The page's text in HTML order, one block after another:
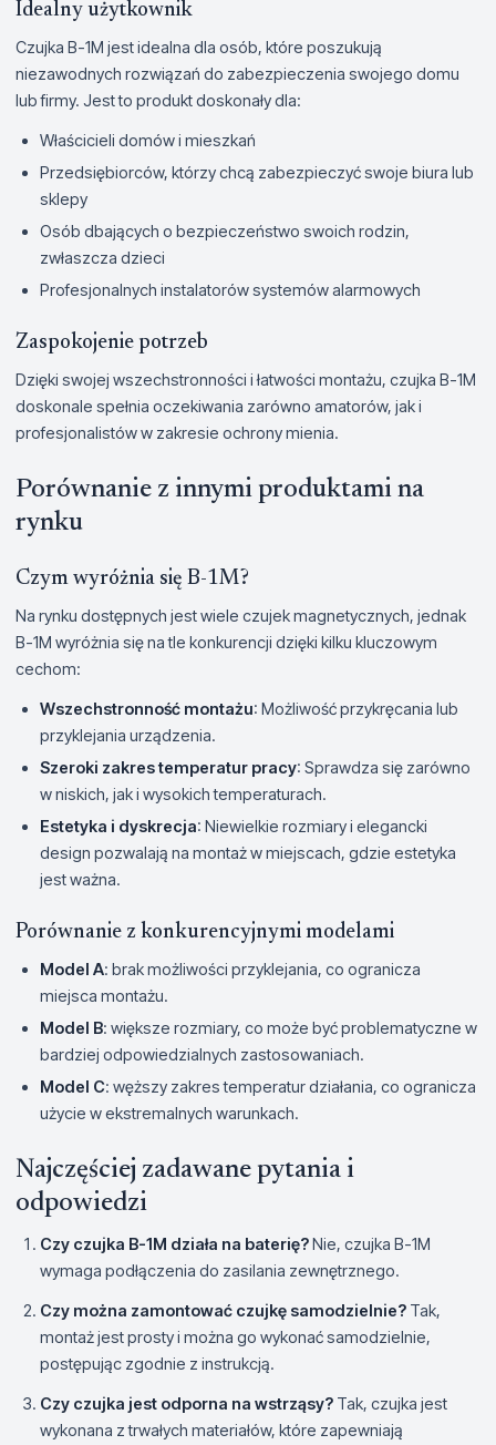
Idealny użytkownik
Czujka B-1M jest idealna dla osób, które poszukują
niezawodnych rozwiązań do zabezpieczenia swojego domu
lub firmy. Jest to produkt doskonały dla:
Właścicieli domów i mieszkań
Przedsiębiorców, którzy chcą zabezpieczyć swoje biura lub
sklepy
Osób dbających o bezpieczeństwo swoich rodzin,
zwłaszcza dzieci
Profesjonalnych instalatorów systemów alarmowych
Zaspokojenie potrzeb
Dzięki swojej wszechstronności i łatwości montażu, czujka B-1M
doskonale spełnia oczekiwania zarówno amatorów, jak i
profesjonalistów w zakresie ochrony mienia.
Porównanie z innymi produktami na
rynku
Czym wyróżnia się B-1M?
Na rynku dostępnych jest wiele czujek magnetycznych, jednak
B-1M wyróżnia się na tle konkurencji dzięki kilku kluczowym
cechom:
Wszechstronność montażu: Możliwość przykręcania lub
przyklejania urządzenia.
Szeroki zakres temperatur pracy: Sprawdza się zarówno
w niskich, jak i wysokich temperaturach.
Estetyka i dyskrecja: Niewielkie rozmiary i elegancki
design pozwalają na montaż w miejscach, gdzie estetyka
jest ważna.
Porównanie z konkurencyjnymi modelami
Model A: brak możliwości przyklejania, co ogranicza
miejsca montażu.
Model B: większe rozmiary, co może być problematyczne w
bardziej odpowiedzialnych zastosowaniach.
Model C: węższy zakres temperatur działania, co ogranicza
użycie w ekstremalnych warunkach.
Najczęściej zadawane pytania i
odpowiedzi
Czy czujka B-1M działa na baterię?Nie, czujka B-1M
wymaga podłączenia do zasilania zewnętrznego.
Czy można zamontować czujkę samodzielnie? Tak,
montaż jest prosty i można go wykonać samodzielnie,
postępując zgodnie z instrukcją.
Czy czujka jest odporna na wstrząsy? Tak, czujka jest
wykonana z trwałych materiałów, które zapewniają